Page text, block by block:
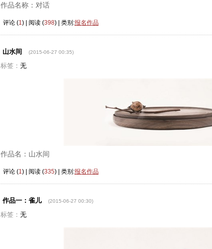
作品名称：对话
评论 (1) | 阅读 (398) | 类别:报名作品
山水间 (2015-06-27 00:35)
标签： 无
作品名：山水间
评论 (1 ) | 阅读 (335) | 类别:报名作品
作品一：雀儿 (2015-06-27 00:30)
标签： 无